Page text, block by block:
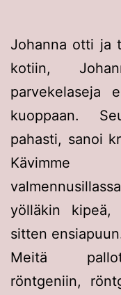
Johanna otti ja
kotiin,
parvekelaseja
kuoppaan.
pahasti, sanoi
Kävimme
yölläkin kipeä,
sitten
Meitä
röntgeniin,